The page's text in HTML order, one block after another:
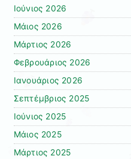
Ιούνιος 2026
Μάιος 2026
Μάρτιος 2026
Φεβρουάριος 2026
Ιανουάριος 2026
Σεπτέμβριος 2025
Ιούνιος 2025
Μάιος 2025
Μάρτιος 2025